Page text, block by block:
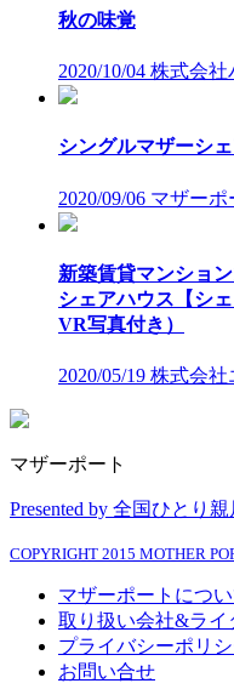
秋の味覚
2020/10/04 株式会社
シングルマザーシ
2020/09/06 マザーポ
新築賃貸マンショ
シェアハウス【シ
VR写真付き）
2020/05/19 株式会社
マザーポート
Presented by 全国ひとり
COPYRIGHT 2015 MOTHER
マザーポートにつ
取り扱い会社&ライ
プライバシーポリ
お問い合せ